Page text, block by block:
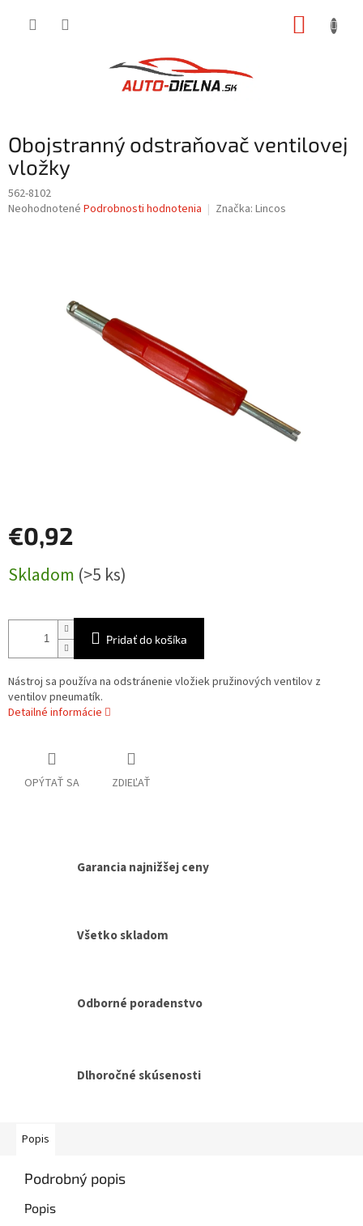
Obojstranný odstraňovač ventilovej
vložky
562-8102
Priemerné
Neohodnotené Podrobnosti hodnotenia Značka: Lincos
€0,92
cena:
Skladom (>5 ks)
Pridať do košíka
Nástroj sa používa na odstránenie vložiek pružinových ventilov z
ventilov pneumatík.
Detailné informácie
OPÝTAŤ SA ZDIEĽAŤ
Garancia najnižšej ceny
Všetko skladom
Odborné poradenstvo
Dlhoročné skúsenosti
Popis
Podrobný popis
Popis